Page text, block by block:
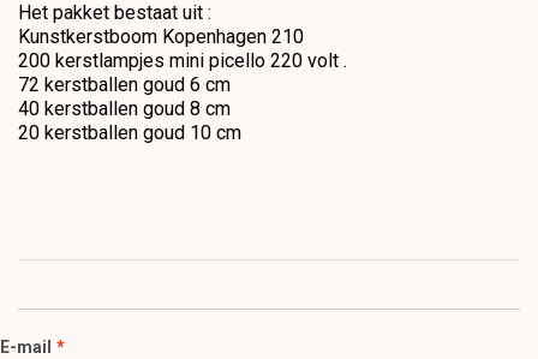
Het pakket bestaat uit :
Kunstkerstboom Kopenhagen 210
200 kerstlampjes mini picello 220 volt .
72 kerstballen goud 6 cm
40 kerstballen goud 8 cm
20 kerstballen goud 10 cm
E-mail